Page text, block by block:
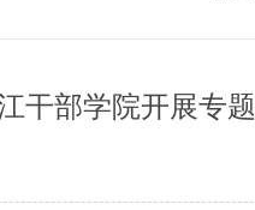
部学院开展专题